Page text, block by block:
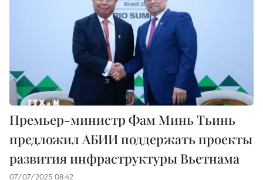
Премьер-министр Фам Минь Тьинь
предложил АБИИ поддержать проекты
развития инфраструктуры Вьетнама
07/07/2025 08:42